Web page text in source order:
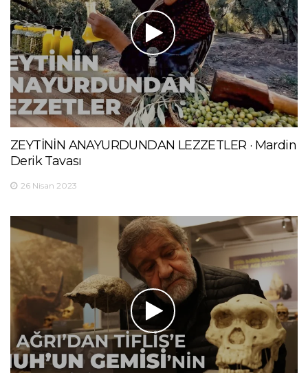
ZEYTİNİN ANAYURDUNDAN LEZZETLER · Mardin
Derik Tavası
26 Nisan 2023